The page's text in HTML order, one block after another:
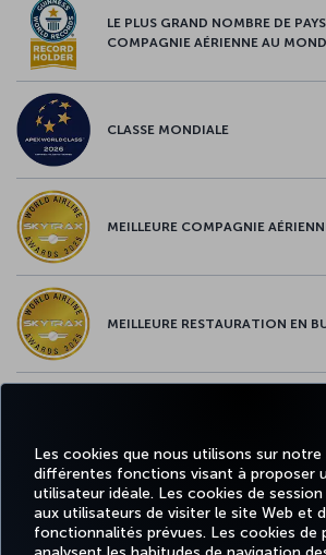
Les cookies que nous utilisons sur
différentes fonctions visant à proposer
utilisateur idéale. Les cookies de
aux utilisateurs de visiter le site Web et
fonctionnalités prévues. Les cookies de
LE PLUS GRAND NOMBRE DE
COMPAGNIE AÉRIENNE AU
CLASSE MONDIALE
MEILLEURE COMPAGNIE
MEILLEURE RESTAURATION EN
MEILLEUR WI-FI EN EUROPE